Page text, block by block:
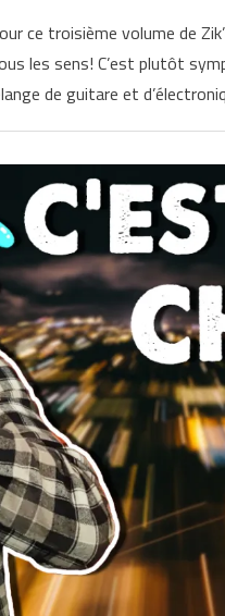
ce troisième volume de
les sens! C’est plutôt
de guitare et